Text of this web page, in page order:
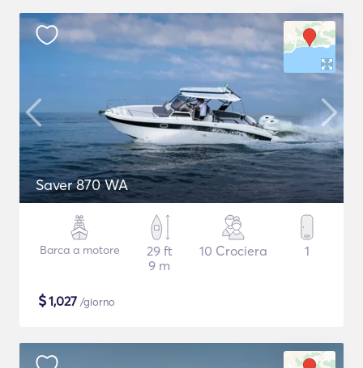
Saver 870 WA
Barca a motore
29 ft
9 m
10 Crociera 1
$1,027 /giorno